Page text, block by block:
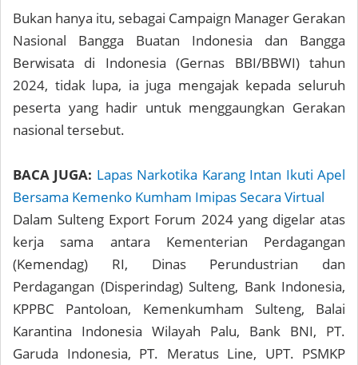
Bukan hanya itu, sebagai Campaign Manager Gerakan
Nasional Bangga Buatan Indonesia dan Bangga
Berwisata di Indonesia (Gernas BBI/BBWI) tahun
2024, tidak lupa, ia juga mengajak kepada seluruh
peserta yang hadir untuk menggaungkan Gerakan
nasional tersebut.
BACA JUGA: Lapas Narkotika Karang Intan Ikuti Apel
Bersama Kemenko Kumham Imipas Secara Virtual
Dalam Sulteng Export Forum 2024 yang digelar atas
kerja sama antara Kementerian Perdagangan
(Kemendag) RI, Dinas Perundustrian dan
Perdagangan (Disperindag) Sulteng, Bank Indonesia,
KPPBC Pantoloan, Kemenkumham Sulteng, Balai
Karantina Indonesia Wilayah Palu, Bank BNI, PT.
Garuda Indonesia, PT. Meratus Line, UPT. PSMKP